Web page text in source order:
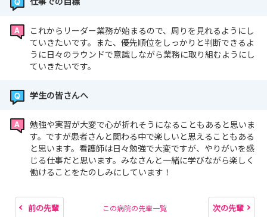
これからリーダー業務が始まるので、周りを見れるようにし
ていきたいです。また、優先順位をしっかりと判断できるよ
うに日々のラウンドで意識しながら業務に取り組むようにし
ていきたいです。
学生の皆さんへ
勉強や実習が大変で心が折れそうになることもあると思いま
す。ですが患者さんと関わる中で楽しいと思えることもある
と思います。看護師は日々勉強で大変ですが、やりがいを感
じる仕事だと思います。みなさんと一緒に学びながら楽しく
働けることをたのしみにしています！
前の先輩 この病院の先輩一覧 次の先輩